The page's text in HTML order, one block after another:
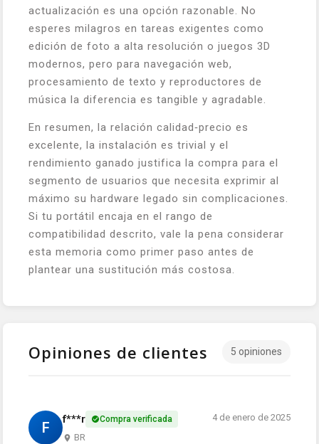
actualización es una opción razonable. No
esperes milagros en tareas exigentes como
edición de foto a alta resolución o juegos 3D
modernos, pero para navegación web,
procesamiento de texto y reproductores de
música la diferencia es tangible y agradable.
En resumen, la relación calidad‑precio es
excelente, la instalación es trivial y el
rendimiento ganado justifica la compra para el
segmento de usuarios que necesita exprimir al
máximo su hardware legado sin complicaciones.
Si tu portátil encaja en el rango de
compatibilidad descrito, vale la pena considerar
esta memoria como primer paso antes de
plantear una sustitución más costosa.
Opiniones de clientes 5 opiniones
F f***r Compra verificada
BR
4 de enero de 2025